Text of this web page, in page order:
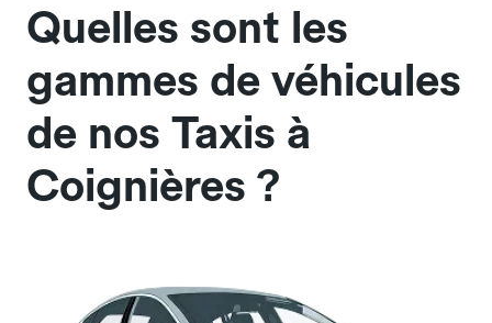
Quelles sont les
gammes de véhicules
de nos Taxis à
Coignières ?